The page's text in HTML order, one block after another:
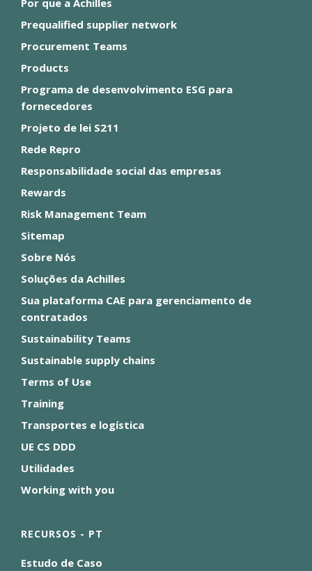
Por que a Achilles
Prequalified supplier network
Procurement Teams
Products
Programa de desenvolvimento ESG para
fornecedores
Projeto de lei S211
Rede Repro
Responsabilidade social das empresas
Rewards
Risk Management Team
Sitemap
Sobre Nós
Soluções da Achilles
Sua plataforma CAE para gerenciamento de
contratados
Sustainability Teams
Sustainable supply chains
Terms of Use
Training
Transportes e logística
UE CS DDD
Utilidades
Working with you
RECURSOS - PT
Estudo de Caso